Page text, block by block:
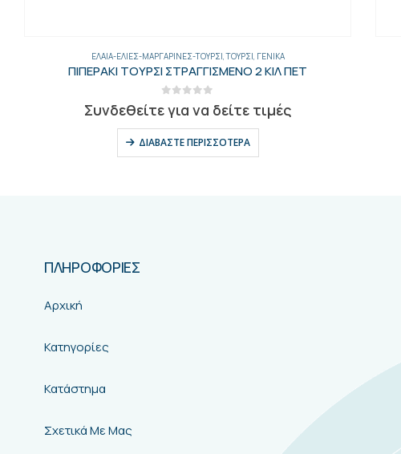
ΓΕΝΙΚΑ,ΈΛΑΙΑ-ΕΛΙΈΣ-ΜΑΡΓΑΡΊΝΕΣ-ΤΟΥΡΣΊ
ΚΑΛΑΜΩΝ ΕΛΙΕΣ 600ΓΡ ΚΟΥΒΑ 6ΤΕΜ
out of 5
Συνδεθείτε για να δείτε τιμές
ΔΙΑΒΆΣΤΕ ΠΕΡΙΣΣΌΤΕΡΑ
ΠΛΗΡΟΦΟΡΙΕΣ
Αρχική
Κατηγορίες
Κατάστημα
Σχετικά Με Μας